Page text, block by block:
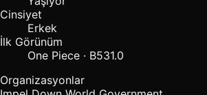
Cinsiyet
Erkek
İlk Görünüm
One Piece · B531.0
Organizasyonlar